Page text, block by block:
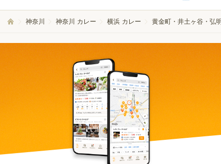
神奈川 神奈川 カレー 横浜 カレー 黄金町・井土ヶ谷・弘